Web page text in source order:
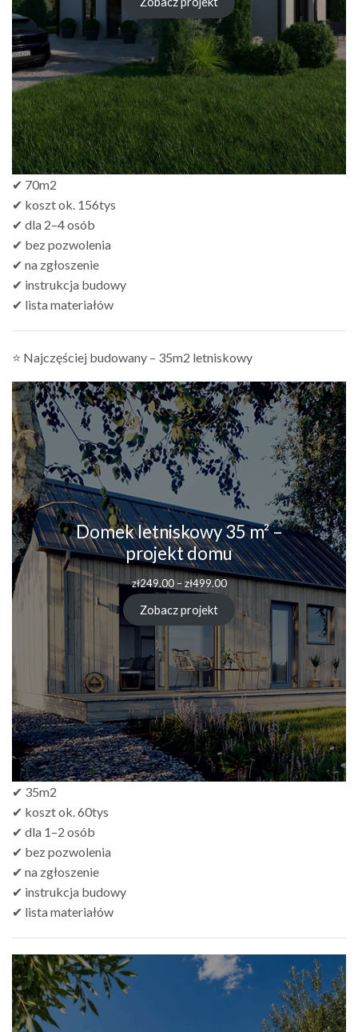
✔ 70m2
✔ koszt ok. 156tys
✔ dla 2–4 osób
✔ bez pozwolenia
✔ na zgłoszenie
✔ instrukcja budowy
✔ lista materiałów
⭐ Najczęściej budowany – 35m2 letniskowy
Domek letniskowy 35 m² –
projekt domu
zł249.00 – zł499.00Zakres
zł249.00
zł499.00
Zobacz projekt
✔ 35m2
✔ koszt ok. 60tys
✔ dla 1–2 osób
✔ bez pozwolenia
✔ na zgłoszenie
✔ instrukcja budowy
✔ lista materiałów